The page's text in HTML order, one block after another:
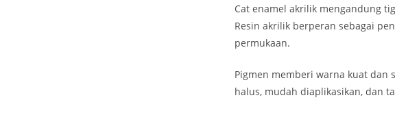
Cat enamel akrilik mengandung
Resin akrilik berperan sebagai
permukaan.
Pigmen memberi warna kuat dan
halus, mudah diaplikasikan, dan